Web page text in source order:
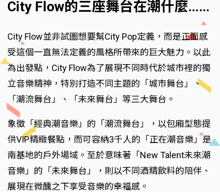
City Flow的三座舞台在潮什麼……
City Flow並非試圖想要幫City Pop定義，而是正面感
受這個一直無法定義的風格所帶來的巨大魅力。以此
為出發點，City Flow為了展現不同時代於城市裡的獨
立音樂精神，特別打造不同主題的「城市舞台」、
「潮流舞台」、「未來舞台」等三大舞台。
象徵「經典潮音樂」的「潮流舞台」，以包廂型態提
供VIP精緻餐點，而可容納3千人的「正在潮音樂」是
南基地的戶外場域。至於意味著「New Talent未來潮
音樂」的「未來舞台」，則以不同酒精飲料的陪伴、
展現在微醺之下享受音樂的幸福感。